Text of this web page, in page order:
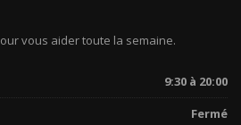
vous aider toute la semaine.
9:30 à 20:00
Fermé